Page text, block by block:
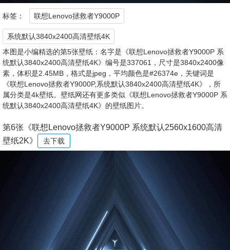
标签： 联想Lenovo拯救者Y9000P
系统默认3840x2400高清壁纸4K
本图是小编精选的第5张壁纸：名字是《联想Lenovo拯救者Y9000P 系
统默认3840x2400高清壁纸4K》编号是337061，尺寸是3840x2400像
素，体积是2.45MB，格式是jpeg，平均颜色是#26374e，关键词是
《联想Lenovo拯救者Y9000P,系统默认3840x2400高清壁纸4K》，所
属分类是4k壁纸。壁纸网还有更多类似《联想Lenovo拯救者Y9000P 系
统默认3840x2400高清壁纸4K》的壁纸图片。
第6张《联想Lenovo拯救者Y9000P 系统默认2560x1600高清
壁纸2K》
去下载